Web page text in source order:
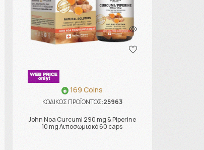
169 Coins
ΚΩΔΙΚΟΣ ΠΡΟΪΟΝΤΟΣ:25963
John Noa Curcumi 290 mg & Piperine
10 mg Λιποσωμιακό 60 caps